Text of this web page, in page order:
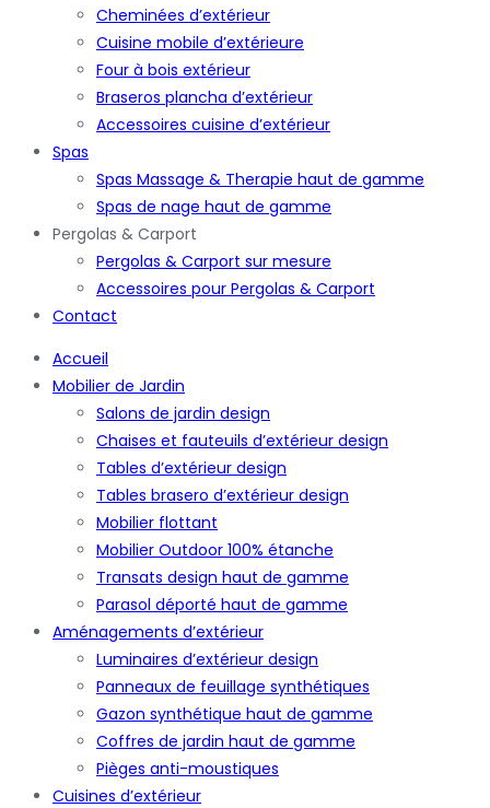
Cheminées d’extérieur
Cuisine mobile d’extérieure
Four à bois extérieur
Braseros plancha d’extérieur
Accessoires cuisine d’extérieur
Spas
Spas Massage & Therapie haut de gamme
Spas de nage haut de gamme
Pergolas & Carport
Pergolas & Carport sur mesure
Accessoires pour Pergolas & Carport
Contact
Accueil
Mobilier de Jardin
Salons de jardin design
Chaises et fauteuils d’extérieur design
Tables d’extérieur design
Tables brasero d’extérieur design
Mobilier flottant
Mobilier Outdoor 100% étanche
Transats design haut de gamme
Parasol déporté haut de gamme
Aménagements d’extérieur
Luminaires d’extérieur design
Panneaux de feuillage synthétiques
Gazon synthétique haut de gamme
Coffres de jardin haut de gamme
Pièges anti-moustiques
Cuisines d’extérieur